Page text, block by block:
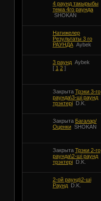
4 раунд такырыбы
тема 4го раунда
SHOKAN
Натижелер
Результаты 3 го
РАУНДА Aybek
3 раунд Aybek
[ 1 2 ]
Закрыта Трэки 3-го
раунда\3-ші раунд
трэктері
D.K.
Закрыта Багалар/
Оценки SHOKAN
Закрыта Трэки 2-го
раунда\2-ші раунд
трэктері
D.K.
2-ой раунд\2-шi
Раунд
D.K.